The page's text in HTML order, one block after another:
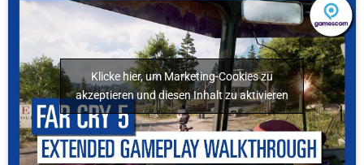
Klicke hier, um Marketing-Cookies zu
akzeptieren und diesen Inhalt zu aktivieren